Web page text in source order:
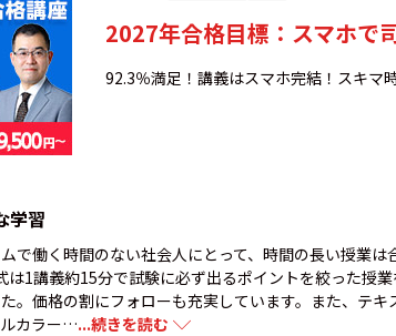
2027年合格目標：スマホで
92.3％満足！講義はスマホ完結！スキマ
学習
で働く時間のない社会人にとって、時間の長い授業
は1講義約15分で試験に必ず出るポイントを絞った授
。価格の割にフォローも充実しています。また、テキ
カラー…...続きを読む